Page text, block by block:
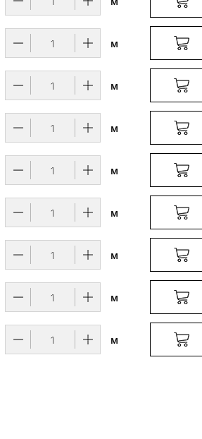
м
м
м
м
м
м
м
м